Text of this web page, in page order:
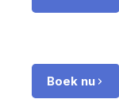
Boek nu